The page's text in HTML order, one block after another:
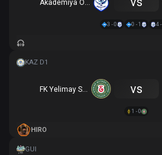
3 - 0 0 - 1 4 -
FK Yelimay Semey B vs
1 - 0
HIRO